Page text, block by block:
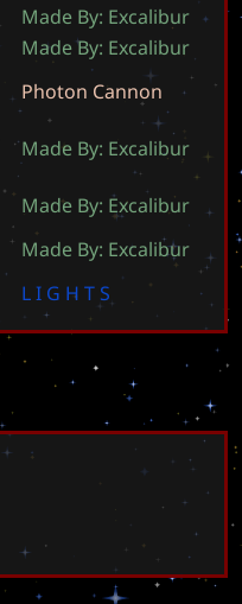
Made By: Excalibur
MadeBy: Excalibur
Photon Cannon
Made By: Excalibur
Made By: Excalibur
Made By: Excalibur
LI G H TS